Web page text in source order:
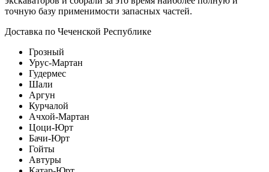
точную базу применимости запасных частей.
Доставка по Чеченской Республике
Грозный
Урус-Мартан
Гудермес
Шали
Аргун
Курчалой
Ачхой-Мартан
Цоци-Юрт
Бачи-Юрт
Гойты
Автуры